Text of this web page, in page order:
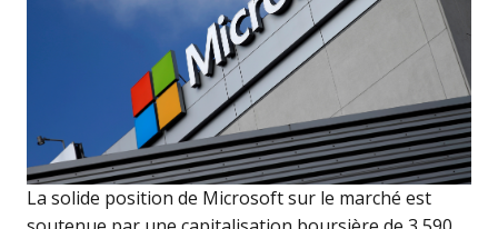
La solide position de Microsoft sur le marché est